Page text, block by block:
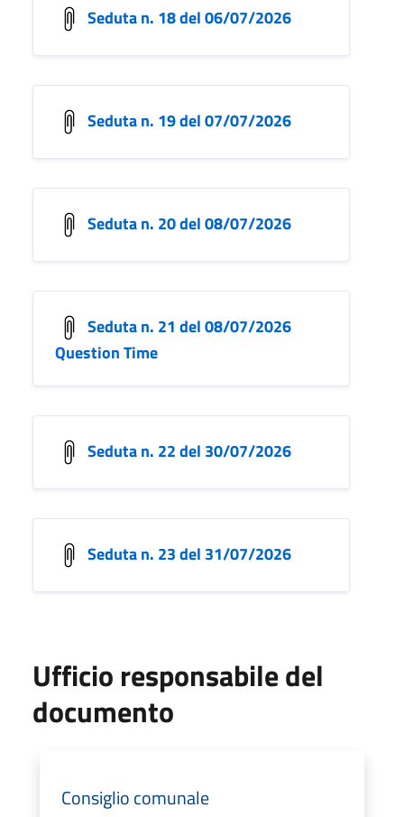
Seduta n. 18 del 06/07/2026
Seduta n. 19 del 07/07/2026
Seduta n. 20 del 08/07/2026
Seduta n. 21 del 08/07/2026
Question Time
Seduta n. 22 del 30/07/2026
Seduta n. 23 del 31/07/2026
Ufficio responsabile del
documento
Consiglio comunale